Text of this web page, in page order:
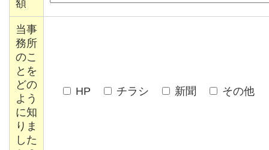
額
当事
務所
のこ
とを
どの
よう
に知
りま
した
HP チラシ 新聞 その他